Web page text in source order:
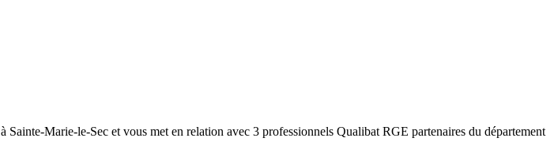
Sainte-Marie-le-Sec et vous met en relation avec 3 professionnels Qualibat RGE partenaires du département